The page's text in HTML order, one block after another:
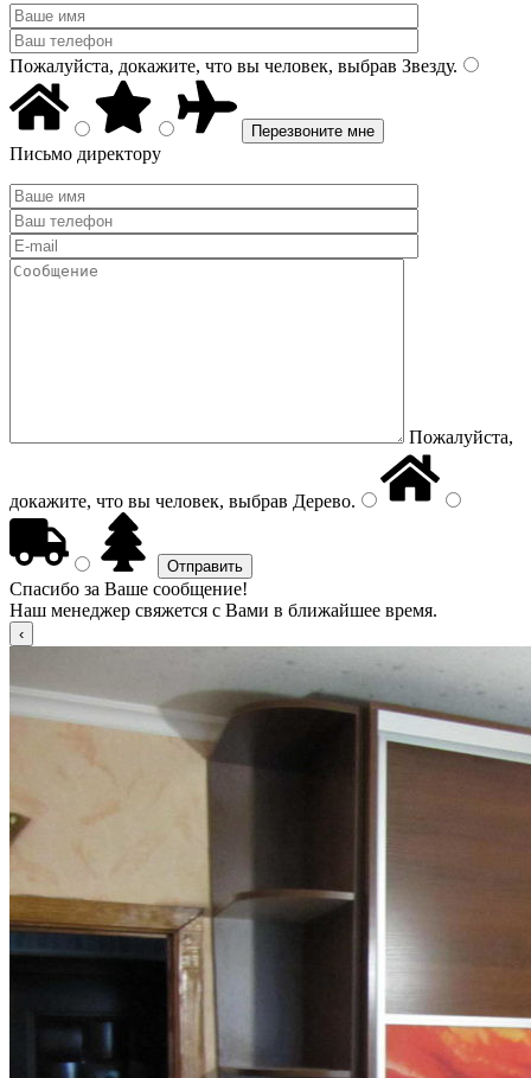
Пожалуйста, докажите, что вы человек, выбрав Звезду.
Письмо директору
Пожалуйста,
докажите, что вы человек, выбрав Дерево.
Спасибо за Ваше сообщение!
Наш менеджер свяжется с Вами в ближайшее время.